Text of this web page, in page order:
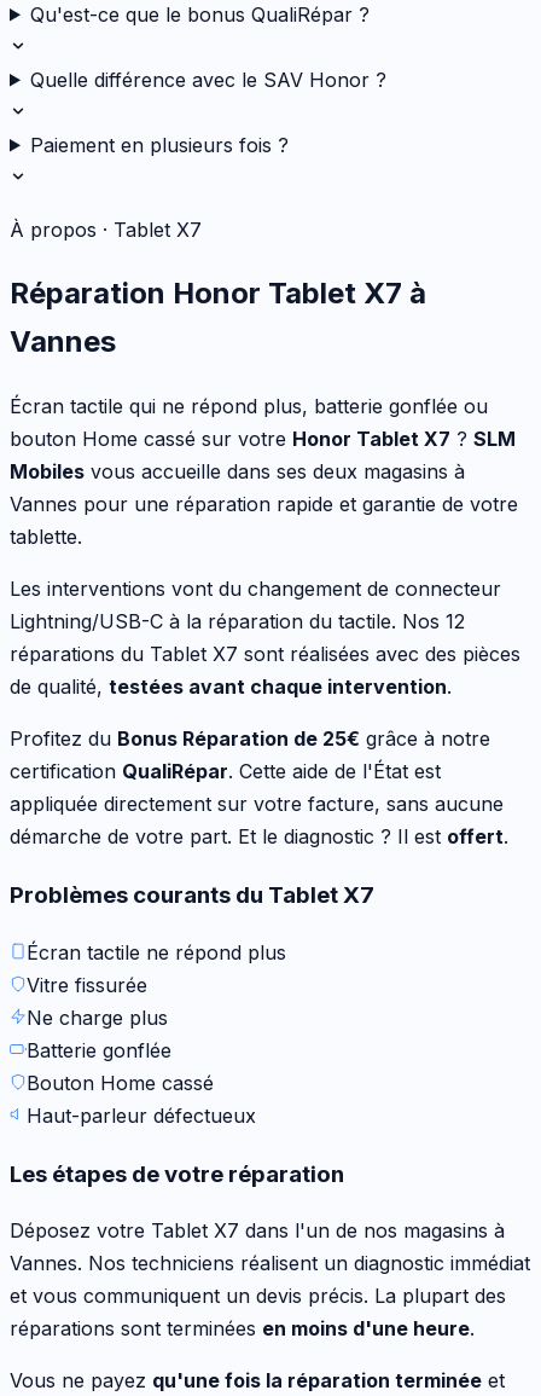
Qu'est-ce que le bonus QualiRépar ?
Quelle différence avec le SAV Honor ?
Paiement en plusieurs fois ?
À propos · Tablet X7
Réparation Honor Tablet X7 à
Vannes
Écran tactile qui ne répond plus, batterie gonflée ou
bouton Home cassé sur votre Honor Tablet X7 ? SLM
Mobiles vous accueille dans ses deux magasins à
Vannes pour une réparation rapide et garantie de votre
tablette.
Les interventions vont du changement de connecteur
Lightning/USB-C à la réparation du tactile. Nos 12
réparations du Tablet X7 sont réalisées avec des pièces
de qualité, testées avant chaque intervention.
Profitez du Bonus Réparation de 25€ grâce à notre
certification QualiRépar. Cette aide de l'État est
appliquée directement sur votre facture, sans aucune
démarche de votre part. Et le diagnostic ? Il est offert.
Problèmes courants du Tablet X7
Écran tactile ne répond plus
Vitre fissurée
Ne charge plus
Batterie gonflée
Bouton Home cassé
Haut-parleur défectueux
Les étapes de votre réparation
Déposez votre Tablet X7 dans l'un de nos magasins à
Vannes. Nos techniciens réalisent un diagnostic immédiat
et vous communiquent un devis précis. La plupart des
réparations sont terminées en moins d'une heure.
Vous ne payez qu'une fois la réparation terminée et